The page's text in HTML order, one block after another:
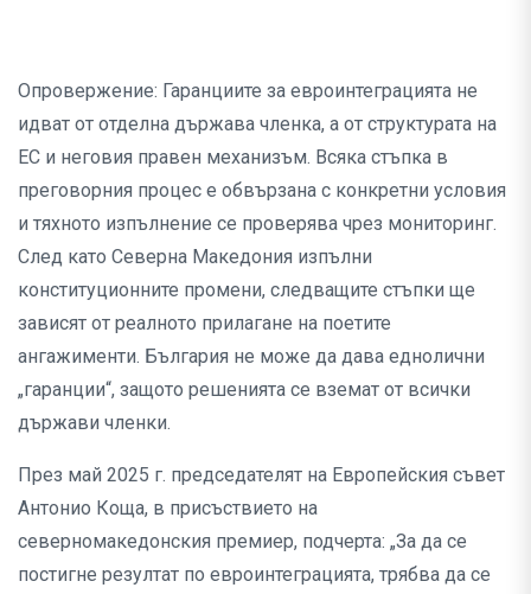
Опровержение: Гаранциите за евроинтеграцията не
идват от отделна държава членка, а от структурата на
ЕС и неговия правен механизъм. Всяка стъпка в
преговорния процес е обвързана с конкретни условия
и тяхното изпълнение се проверява чрез мониторинг.
След като Северна Македония изпълни
конституционните промени, следващите стъпки ще
зависят от реалното прилагане на поетите
ангажименти. България не може да дава еднолични
„гаранции“, защото решенията се вземат от всички
държави членки.
През май 2025 г. председателят на Европейския съвет
Антонио Коща, в присъствието на
северномакедонския премиер, подчерта: „За да се
постигне резултат по евроинтеграцията, трябва да се